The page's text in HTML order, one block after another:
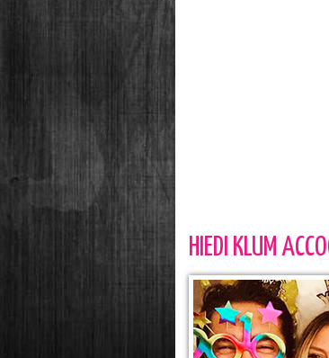
HIEDI KLUM